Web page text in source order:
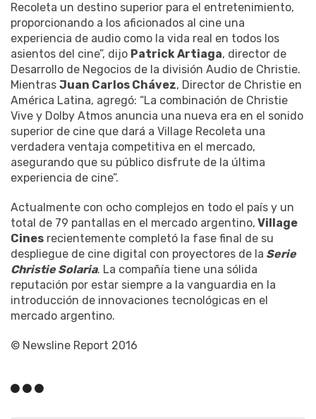
Recoleta un destino superior para el entretenimiento,
proporcionando a los aficionados al cine una
experiencia de audio como la vida real en todos los
asientos del cine”, dijo Patrick Artiaga, director de
Desarrollo de Negocios de la división Audio de Christie.
Mientras Juan Carlos Chávez, Director de Christie en
América Latina, agregó: “La combinación de Christie
Vive y Dolby Atmos anuncia una nueva era en el sonido
superior de cine que dará a Village Recoleta una
verdadera ventaja competitiva en el mercado,
asegurando que su público disfrute de la última
experiencia de cine”.
Actualmente con ocho complejos en todo el país y un
total de 79 pantallas en el mercado argentino, Village
Cines recientemente completó la fase final de su
despliegue de cine digital con proyectores de la Serie
Christie Solaria. La compañía tiene una sólida
reputación por estar siempre a la vanguardia en la
introducción de innovaciones tecnológicas en el
mercado argentino.
© Newsline Report 2016